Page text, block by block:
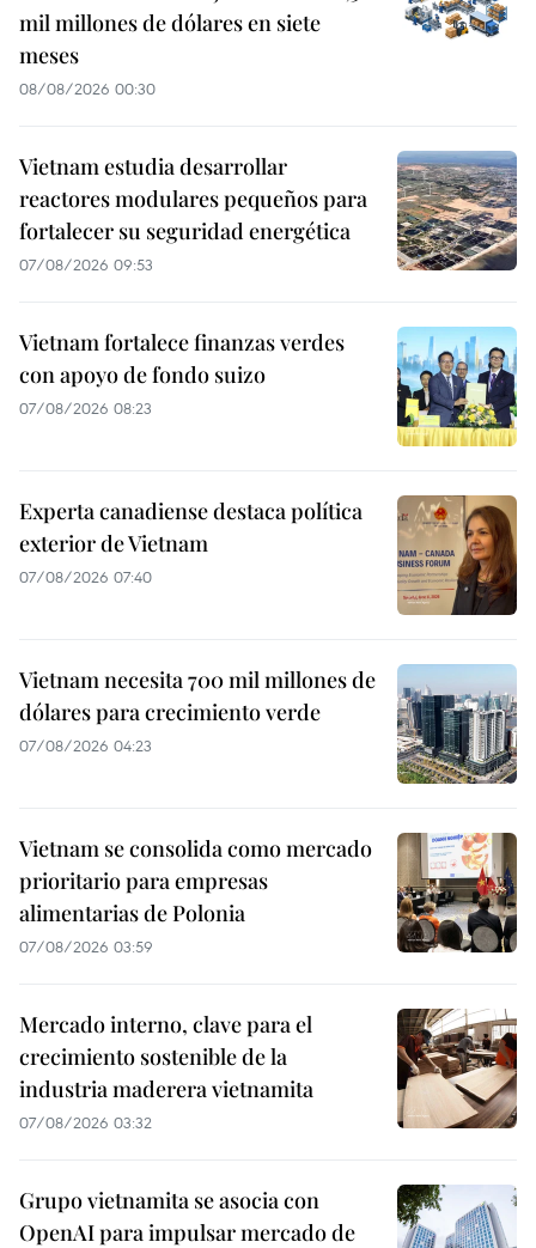
mil millones de dólares en siete
meses
08/08/2026 00:30
Vietnam estudia desarrollar
reactores modulares pequeños para
fortalecer su seguridad energética
07/08/2026 09:53
Vietnam fortalece finanzas verdes
con apoyo de fondo suizo
07/08/2026 08:23
Experta canadiense destaca política
exterior de Vietnam
07/08/2026 07:40
Vietnam necesita 700 mil millones de
dólares para crecimiento verde
07/08/2026 04:23
Vietnam se consolida como mercado
prioritario para empresas
alimentarias de Polonia
07/08/2026 03:59
Mercado interno, clave para el
crecimiento sostenible de la
industria maderera vietnamita
07/08/2026 03:32
Grupo vietnamita se asocia con
OpenAI para impulsar mercado de